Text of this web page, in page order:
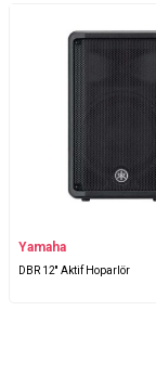
Yamaha
DBR 12'' Aktif Hoparlör